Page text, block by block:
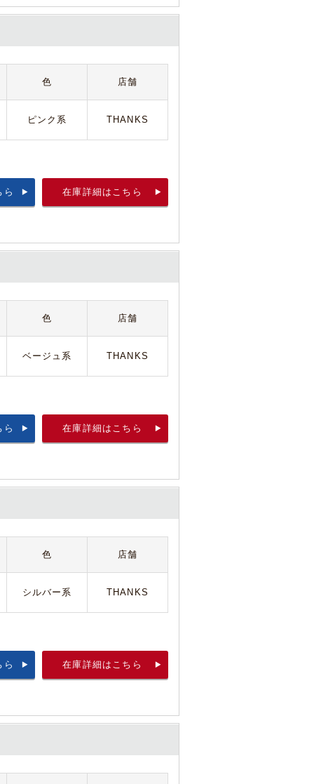
色 店舗
ピンク系 THANKS
在庫詳細はこちら
ら
色 店舗
ベージュ系 THANKS
在庫詳細はこちら
ら
色 店舗
シルバー系 THANKS
在庫詳細はこちら
ら